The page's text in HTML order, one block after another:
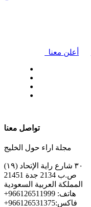
أعلن معنا
تواصل معنا
مجلة اراء حول الخليج
٣٠ شارع راية الإتحاد (١٩)
ص.ب 2134 جدة 21451
المملكة العربية السعودية
+هاتف: 966126511999
+فاكس:966126531375